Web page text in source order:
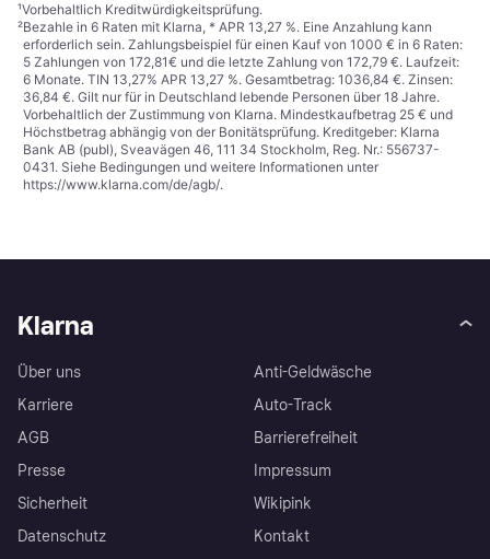
¹Vorbehaltlich Kreditwürdigkeitsprüfung.
²Bezahle in 6 Raten mit Klarna, * APR 13,27 %. Eine Anzahlung kann
erforderlich sein. Zahlungsbeispiel für einen Kauf von 1000 € in 6 Raten:
5 Zahlungen von 172,81€ und die letzte Zahlung von 172,79 €. Laufzeit:
6 Monate. TIN 13,27% APR 13,27 %. Gesamtbetrag: 1036,84 €. Zinsen:
36,84 €. Gilt nur für in Deutschland lebende Personen über 18 Jahre.
Vorbehaltlich der Zustimmung von Klarna. Mindestkaufbetrag 25 € und
Höchstbetrag abhängig von der Bonitätsprüfung. Kreditgeber: Klarna
Bank AB (publ), Sveavägen 46, 111 34 Stockholm, Reg. Nr.: 556737-
0431. Siehe Bedingungen und weitere Informationen unter
https://www.klarna.com/de/agb/.
Klarna
Über uns
Karriere
AGB
Presse
Sicherheit
Datenschutz
Anti-Geldwäsche
Auto-Track
Barrierefreiheit
Impressum
Wikipink
Kontakt